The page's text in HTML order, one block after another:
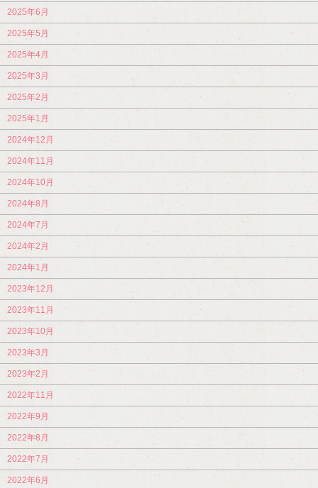
2025年6月
2025年5月
2025年4月
2025年3月
2025年2月
2025年1月
2024年12月
2024年11月
2024年10月
2024年8月
2024年7月
2024年2月
2024年1月
2023年12月
2023年11月
2023年10月
2023年3月
2023年2月
2022年11月
2022年9月
2022年8月
2022年7月
2022年6月